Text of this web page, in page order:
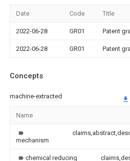
Date Code Title
2022-06-28 GR01 Patent
2022-06-28 GR01 Patent
Concepts
machine-extracted
Name
mechanism
chemical reducing